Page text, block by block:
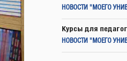
НОВОСТИ "МОЕГО
Курсы для
НОВОСТИ "МОЕГО